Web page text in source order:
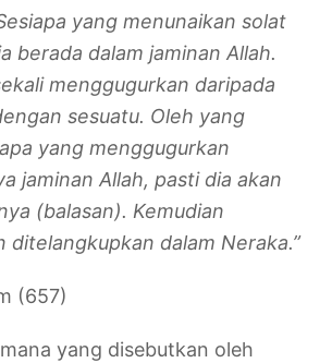
yang menunaikan solat
berada dalam jaminan Allah.
menggugurkan daripada
sesuatu. Oleh yang
yang menggugurkan
jaminan Allah, pasti dia akan
(balasan). Kemudian
ditelangkupkan dalam Neraka.”
(657)
yang disebutkan oleh